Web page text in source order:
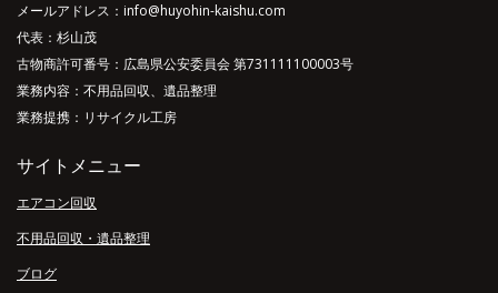
メールアドレス：info@huyohin-kaishu.com
代表：杉山茂
古物商許可番号：広島県公安委員会 第731111100003号
業務内容：不用品回収、遺品整理
業務提携：リサイクル工房
サイトメニュー
エアコン回収
不用品回収・遺品整理
ブログ